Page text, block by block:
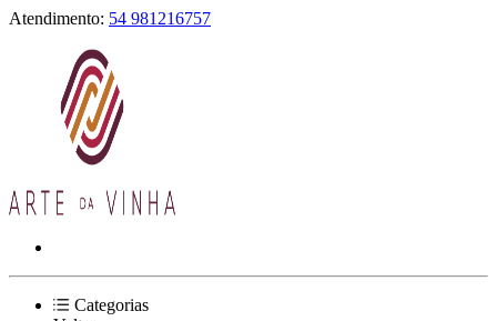
Atendimento: 54 981216757
Categorias